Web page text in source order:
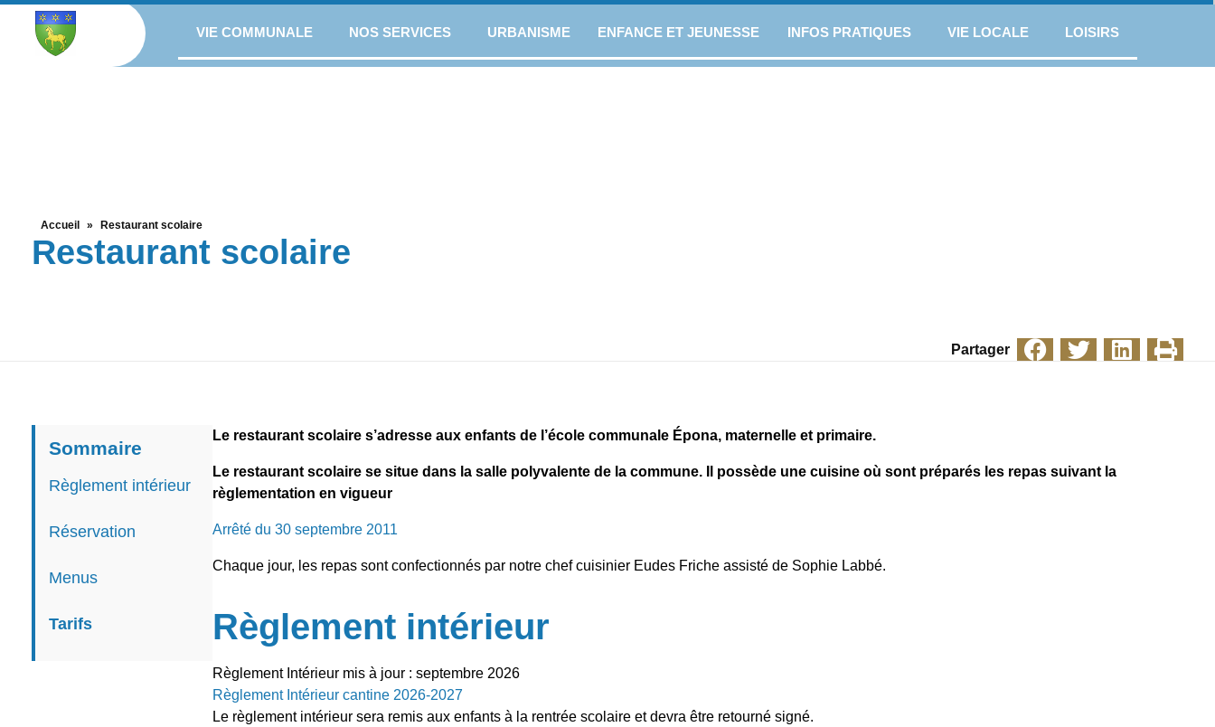
VIE COMMUNALE NOS SERVICES URBANISME ENFANCE ET JEUNESSE INFOS PRATIQUES VIE LOCALE LOISIRS
Accueil » Restaurant scolaire
Restaurant scolaire
Partager
Sommaire
Règlement intérieur
Réservation
Menus
Tarifs
Le restaurant scolaire s’adresse aux enfants de l’école communale Épona, maternelle et primaire.
Le restaurant scolaire se situe dans la salle polyvalente de la commune. Il possède une cuisine où sont préparés les repas suivant la
règlementation en vigueur
Arrêté du 30 septembre 2011
Chaque jour, les repas sont confectionnés par notre chef cuisinier Eudes Friche assisté de Sophie Labbé.
Règlement intérieur
Règlement Intérieur mis à jour : septembre 2026
Règlement Intérieur cantine 2026-2027
Le règlement intérieur sera remis aux enfants à la rentrée scolaire et devra être retourné signé.